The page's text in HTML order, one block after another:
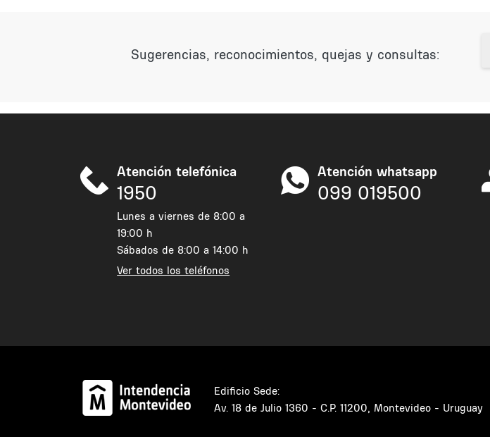
Sugerencias, reconocimientos, quejas y consultas:
Atención telefónica
1950
Lunes a viernes de 8:00 a
19:00 h
Sábados de 8:00 a 14:00 h
Ver todos los teléfonos
Atención whatsapp
099 019500
Edificio Sede:
Av. 18 de Julio 1360 - C.P. 11200, Montevideo - Uruguay